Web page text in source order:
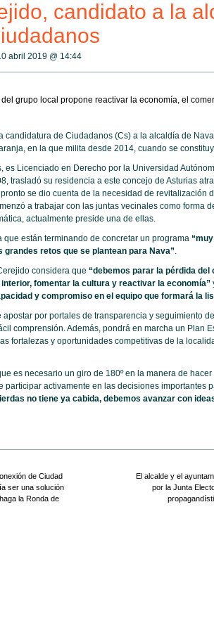
candidato a la
abril 2019 @ 14:44
grupo local propone reactivar la economía, el
candidatura de Ciudadanos (Cs) a la alcaldía de
en la que milita desde 2014, cuando se
es Licenciado en Derecho por la Universidad
trasladó su residencia a este concejo de Asturias
se dio cuenta de la necesidad de revitalización
a trabajar con las juntas vecinales como forma
actualmente preside una de ellas.
que están terminando de concretar un programa
grandes retos que se plantean para Nava”.
considera que “debemos parar la pérdida del
fomentar la cultura y reactivar la economía”
y compromiso en el equipo que formará la
apostar por portales de transparencia y seguimiento
comprensión. Además, pondrá en marcha un Plan
fortalezas y oportunidades competitivas de la
es necesario un giro de 180º en la manera de
activamente en las decisiones importantes
no tiene ya cabida, debemos avanzar con
de Ciudad
ser una solución
la Ronda de
El alcalde y el
por la Junta